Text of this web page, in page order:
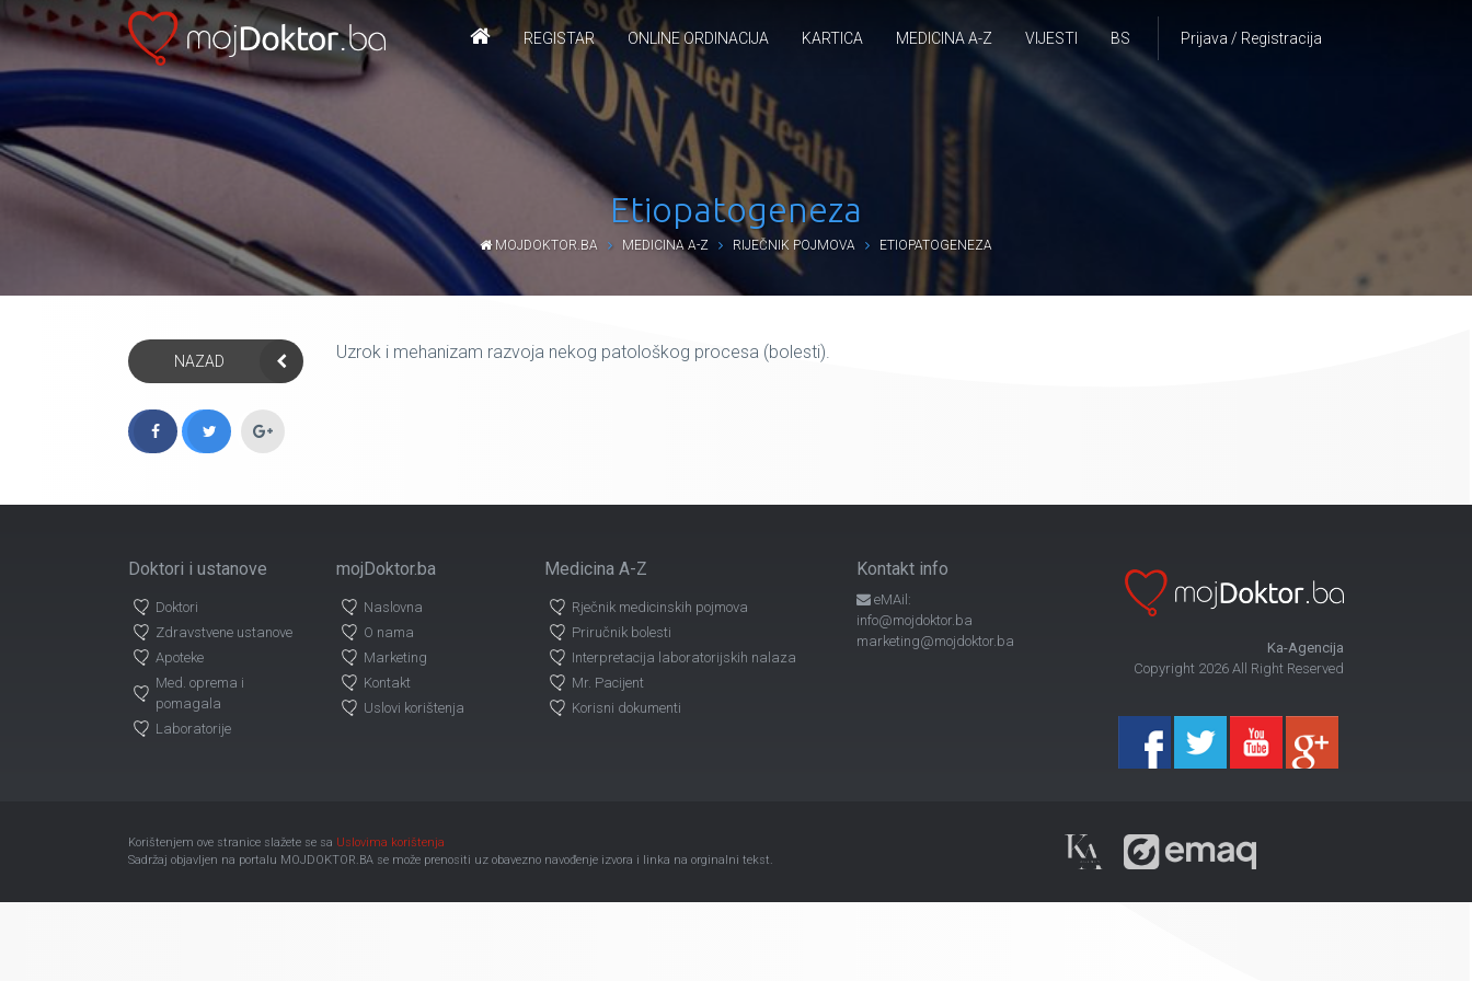
Prijava / Registracija
REGISTAR ONLINE ORDINACIJA KARTICA MEDICINA A-Z VIJESTI BS
Etiopatogeneza
MOJDOKTOR.BA MEDICINA A-Z RIJEČNIK POJMOVA ETIOPATOGENEZA
NAZAD Uzrok i mehanizam razvoja nekog patološkog procesa (bolesti).
Doktori i ustanove
Doktori
Zdravstvene ustanove
Apoteke
Med. oprema i
pomagala
Laboratorije
mojDoktor.ba
Naslovna
O nama
Marketing
Kontakt
Uslovi korištenja
Medicina A-Z
Rječnik medicinskih pojmova
Priručnik bolesti
Interpretacija laboratorijskih nalaza
Mr. Pacijent
Korisni dokumenti
Kontakt info
eMAil:
info@mojdoktor.ba
marketing@mojdoktor.ba
Ka-Agencija
Copyright 2026 All Right Reserved
Korištenjem ove stranice slažete se sa Uslovima korištenja
Sadržaj objavljen na portalu MOJDOKTOR.BA se može prenositi uz obavezno navođenje izvora i linka na orginalni tekst.